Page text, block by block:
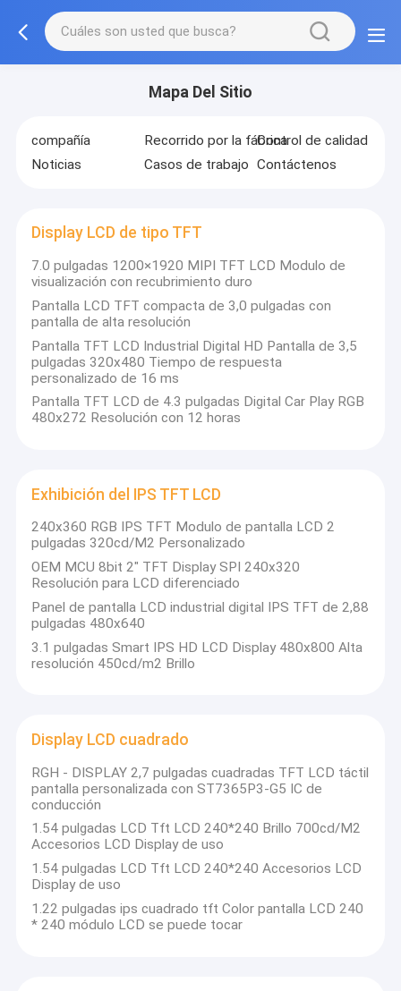
Mapa Del Sitio
compañía Recorrido por la fábricaControl de calidad
Noticias
Casos de trabajo Contáctenos
Display LCD de tipo TFT
7.0 pulgadas 1200×1920 MIPI TFT LCD Modulo de
visualización con recubrimiento duro
Pantalla LCD TFT compacta de 3,0 pulgadas con
pantalla de alta resolución
Pantalla TFT LCD Industrial Digital HD Pantalla de 3,5
pulgadas 320x480 Tiempo de respuesta
personalizado de 16 ms
Pantalla TFT LCD de 4.3 pulgadas Digital Car Play RGB
480x272 Resolución con 12 horas
Exhibición del IPS TFT LCD
240x360 RGB IPS TFT Modulo de pantalla LCD 2
pulgadas 320cd/M2 Personalizado
OEM MCU 8bit 2" TFT Display SPI 240x320
Resolución para LCD diferenciado
Panel de pantalla LCD industrial digital IPS TFT de 2,88
pulgadas 480x640
3.1 pulgadas Smart IPS HD LCD Display 480x800 Alta
resolución 450cd/m2 Brillo
Display LCD cuadrado
RGH - DISPLAY 2,7 pulgadas cuadradas TFT LCD táctil
pantalla personalizada con ST7365P3-G5 IC de
conducción
1.54 pulgadas LCD Tft LCD 240*240 Brillo 700cd/M2
Accesorios LCD Display de uso
1.54 pulgadas LCD Tft LCD 240*240 Accesorios LCD
Display de uso
1.22 pulgadas ips cuadrado tft Color pantalla LCD 240
* 240 módulo LCD se puede tocar